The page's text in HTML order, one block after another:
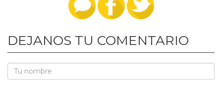
DEJANOS TU COMENTARIO